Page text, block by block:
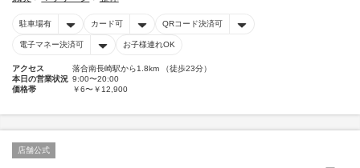
駐車場有 カード可 QRコード決済可
電子マネー決済可 お子様連れOK
アクセス
落合南長崎駅から1.8km （徒歩23分）
本日の営業状況 9:00〜20:00
価格帯
￥6〜￥12,900
店舗公式